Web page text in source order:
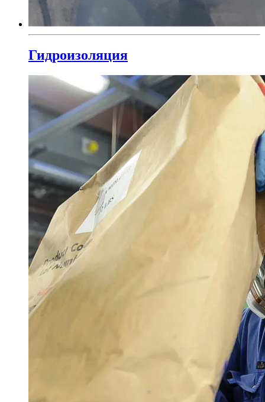
Гидроизоляция